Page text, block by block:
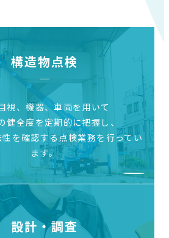
構造物点検
視、機器、車両を用いて
健全度を定期的に把握し、
を確認する点検業務を行ってい
ます。
設計・調査